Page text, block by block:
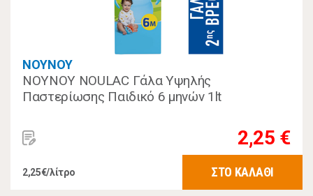
ΝΟΥΝΟΥ
ΝΟΥΝΟΥ NOULAC Γάλα Υψηλής
Παστερίωσης Παιδικό 6 μηνών 1lt
2,25 €
2,25€/λίτρο ΣΤΟ ΚΑΛΑΘΙ